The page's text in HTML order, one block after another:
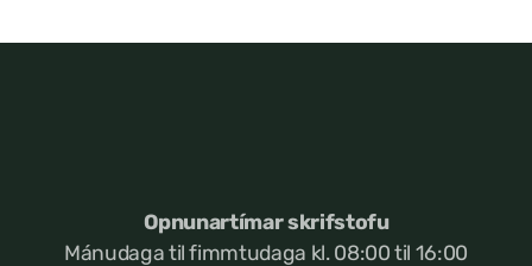
Opnunartímar skrifstofu
Mánudaga til fimmtudaga kl. 08:00 til 16:00